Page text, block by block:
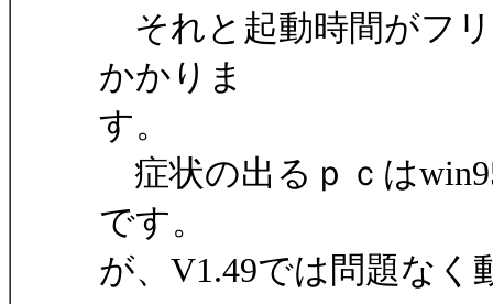
それと起動時間がフ
かかりま
す。
症状の出るｐｃは
です。
が、V1.49では問題なく